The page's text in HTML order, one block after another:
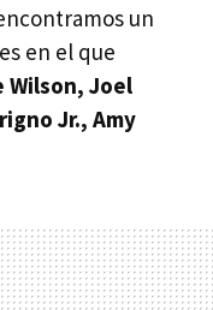
un
en el que
Wilson, Joel
Jr., Amy